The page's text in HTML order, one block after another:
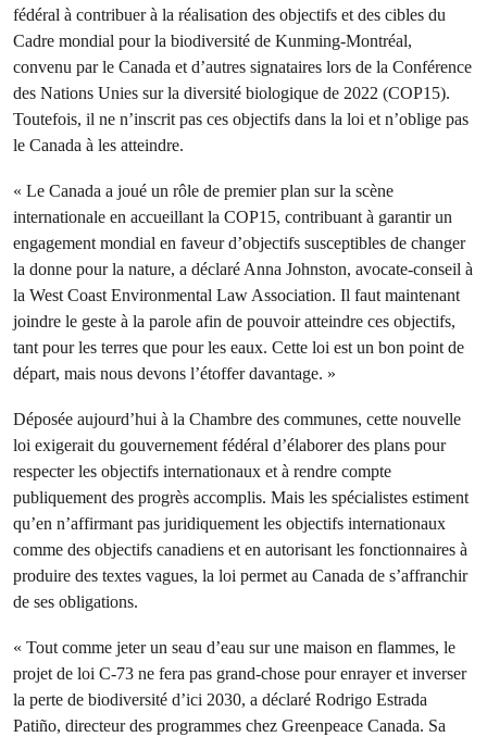
fédéral à contribuer à la réalisation des objectifs et des cibles du
Cadre mondial pour la biodiversité de Kunming-Montréal,
convenu par le Canada et d’autres signataires lors de la Conférence
des Nations Unies sur la diversité biologique de 2022 (COP15).
Toutefois, il ne n’inscrit pas ces objectifs dans la loi et n’oblige pas
le Canada à les atteindre.
« Le Canada a joué un rôle de premier plan sur la scène
internationale en accueillant la COP15, contribuant à garantir un
engagement mondial en faveur d’objectifs susceptibles de changer
la donne pour la nature, a déclaré Anna Johnston, avocate-conseil à
la West Coast Environmental Law Association. Il faut maintenant
joindre le geste à la parole afin de pouvoir atteindre ces objectifs,
tant pour les terres que pour les eaux. Cette loi est un bon point de
départ, mais nous devons l’étoffer davantage. »
Déposée aujourd’hui à la Chambre des communes, cette nouvelle
loi exigerait du gouvernement fédéral d’élaborer des plans pour
respecter les objectifs internationaux et à rendre compte
publiquement des progrès accomplis. Mais les spécialistes estiment
qu’en n’affirmant pas juridiquement les objectifs internationaux
comme des objectifs canadiens et en autorisant les fonctionnaires à
produire des textes vagues, la loi permet au Canada de s’affranchir
de ses obligations.
« Tout comme jeter un seau d’eau sur une maison en flammes, le
projet de loi C-73 ne fera pas grand-chose pour enrayer et inverser
la perte de biodiversité d’ici 2030, a déclaré Rodrigo Estrada
Patiño, directeur des programmes chez Greenpeace Canada. Sa